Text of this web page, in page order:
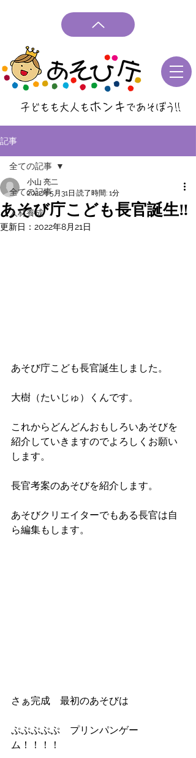
子どもも大人もホンキ であそぼう !!
記事
全ての記事
人材養成
全ての記事
あそび庁こども長官誕生‼
小山 亮二
2022年5月31日 読了時間: 1分
更新日： 2022年8月21日
あそび庁こども長官誕生しました。
大樹（たいじゅ）くんです。
これからどんどんおもしろいあそびを
紹介していきますのでよろしくお願い
します。
長官考案のあそびを紹介します。
あそびクリエイターでもある長官は自
ら編集もします。
さぁ完成　最初のあそびは
ぷぷぷぷぷ　プリンパンゲー
ム！！！！